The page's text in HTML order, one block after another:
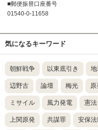
■郵便振替口座番号
01540-0-11658
気になるキーワード
朝鮮戦争 以東底引き
辺野古 論壇 梅光 原
ミサイル 風力発電 憲法
上関原発 共謀罪 安保法